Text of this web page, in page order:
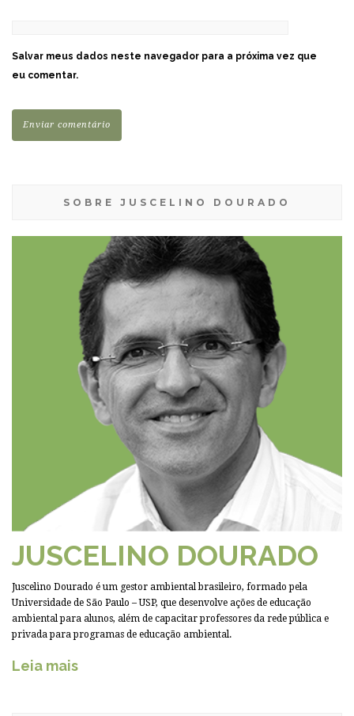
Salvar meus dados neste navegador para a próxima vez que
eu comentar.
SOBRE JUSCELINO DOURADO
JUSCELINO DOURADO
Juscelino Dourado é um gestor ambiental brasileiro, formado pela
Universidade de São Paulo – USP, que desenvolve ações de educação
ambiental para alunos, além de capacitar professores da rede pública e
privada para programas de educação ambiental.
Leia mais